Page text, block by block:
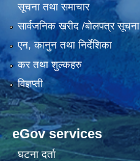
सूचना तथा समाचार
सार्वजनिक खरीद /बोलपत्र सूचना
एन, कानुन तथा निर्देशिका
कर तथा शुल्कहरु
विज्ञप्ती
eGov services
घटना दर्ता